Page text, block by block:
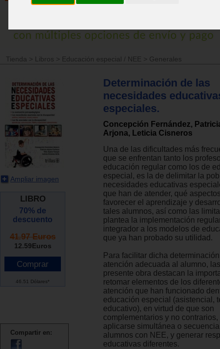
Tienda > Libros > Educación especial / NEE > Generales
Ampliar imagen
LIBRO
70% de
descuento
41.97 Euros
12.59Euros
46.51 Dólares*
Compartir en:
Determinación de las
necesidades
especiales.
Concepción Fernández,
Arjona, Leticia Cisneros
Una de las dificultades más
que se enfrentan tanto los
educación regular como los de
especial, es la de delimitar la
necesidades educativas
que han de atender, qué
favorecer el aprendizaje y
tales alumnos, así como las
plantea la implementación
integrador a los modelos de
que ya han probado su utilidad.
Para facilitar dicha
atención adecuada al alumno,
presente obra destacan la
retomar elementos de los
atención que han funcionado
educación especial (asistencial,
educativo), en virtud de que son
complementarios y no
aplicarse simultánea o
alumnos con NEE, y generar
educativas diferentes.